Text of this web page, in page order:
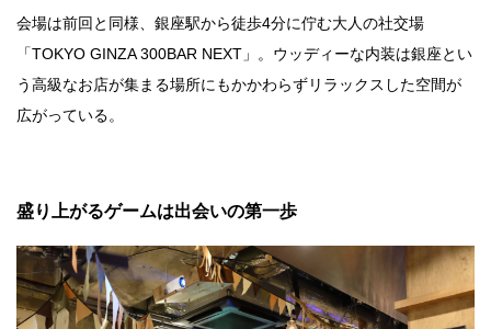
会場は前回と同様、銀座駅から徒歩4分に佇む大人の社交場
「TOKYO GINZA 300BAR NEXT」。ウッディーな内装は銀座とい
う高級なお店が集まる場所にもかかわらずリラックスした空間が
広がっている。
盛り上がるゲームは出会いの第一歩